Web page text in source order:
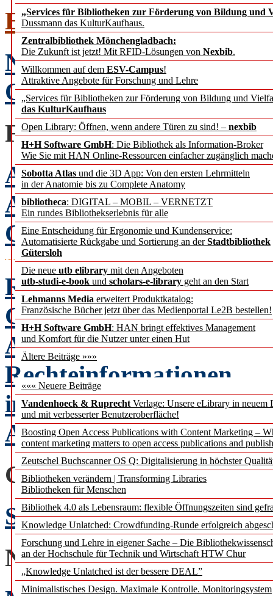
„Services für Bibliotheken zur Förderung von Bildung und
Dussmann das KulturKaufhaus.
Zentralbibliothek Mönchengladbach:
Die Zukunft ist jetzt! Mit RFID-Lösungen von Nexbib.
Willkommen auf dem ESV-Campus!
Attraktive Angebote für Forschung und Lehre
„Services für Bibliotheken zur Förderung von Bildung und
das KulturKaufhaus
Open Library: Öffnen, wenn andere Türen zu sind! – nexbib
H+H Software GmbH: Die Bibliothek als Information-Broker
Wie Sie mit HAN Online-Ressourcen einfacher zugänglich
Sobotta Atlas und die 3D App: Von den ersten Lehrmitteln
in der Anatomie bis zu Complete Anatomy
bibliotheca: DIGITAL – MOBIL – VERNETZT
Ein rundes Bibliothekserlebnis für alle
Eine Entscheidung für Ergonomie und Kundenservice:
Automatisierte Rückgabe und Sortierung an derStadtbibliothek
Gütersloh
Die neue utb elibrary mit den Angeboten
utb-studi-e-book und scholars-e-library geht an den Start
Lehmanns Media erweitert Produktkatalog:
Französische Bücher jetzt über das Medienportal Le2B bestellen!
H+H Software GmbH: HAN bringt effektives Management
und Komfort für die Nutzer unter einen Hut
Ältere Beiträge »»»
««« Neuere Beiträge
Vandenhoeck & Ruprecht Verlage: Unsere eLibrary in neuem
und mit verbesserter Benutzeroberfläche!
Boosting Open Access Publications with Content Marketing –
content marketing matters to open access publications and
Zeutschel Buchscanner OS Q: Digitalisierung in höchster
Bibliotheken verändern | Transforming Libraries
Bibliotheken für Menschen
Bibliothek 4.0 als Lebensraum: flexible Öffnungszeiten sind
Knowledge Unlatched: Crowdfunding-Runde erfolgreich
Forschung und Lehre in eigener Sache – Die
an der Hochschule für Technik und Wirtschaft HTW Chur
„Knowledge Unlatched ist der bessere DEAL”
Minimalistisches Design. Maximale Kontrolle. Monitoringsystem
EDITORIAL
Nie waren Bibliotheken
Oder: Any news is good
FACHBEITRÄGE
Augmented Reality
Claudia Frick, Sabine
Rights Expression
Gedächtnisinstitutionen
Rechteinformationen
in den
André Hohmann
GLOSSE
Sprachspiele 1